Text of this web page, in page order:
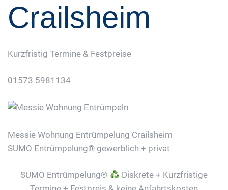
Crailsheim
Kurzfristig Termine & Festpreise
01573 5981134
Messie Wohnung Entrümpelung Crailsheim
SUMO Entrümpelung® gewerblich + privat
SUMO Entrümpelung®
Diskrete + Kurzfristige